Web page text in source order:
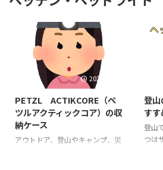
2023/12/11
PETZL ACTIKCORE（ペ
ツルアクティックコア）の収
納ケース
アウトドア、登山やキャンプ、災
登山
す
登山
つは